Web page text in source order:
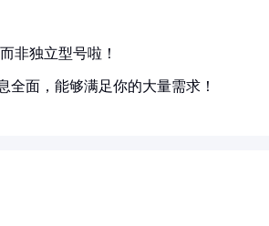
非独立型号啦！
面，能够满足你的大量需求！